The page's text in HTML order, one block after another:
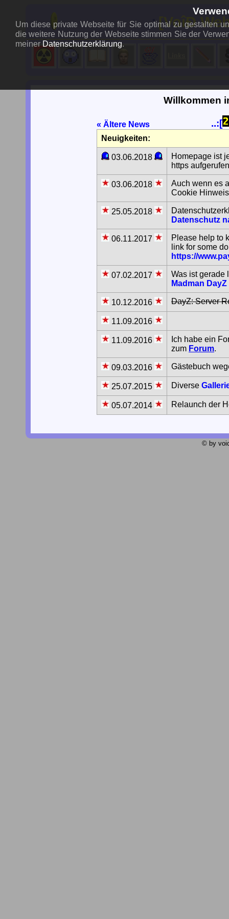
..:[VoîÐ
Willkommen
« Ältere News ..:[
Neuigkeiten:
03.06.2018
Homepage ist
https
03.06.2018
Auch wenn es
Cookie
25.05.2018
Datenschutz
06.11.2017
Please help to
link for some
https://
07.02.2017
Was ist gerade
Madman
10.12.2016 DayZ: Server
11.09.2016
11.09.2016
Ich habe ein
zum Forum.
09.03.2016 Gästebuch
25.07.2015 Diverse
05.07.2014 Relaunch der
© by
Um diese private Webseite für Sie optimal zu gestalten
die weitere Nutzung der Webseite stimmen Sie der
meinerDatenschutzerklärung.